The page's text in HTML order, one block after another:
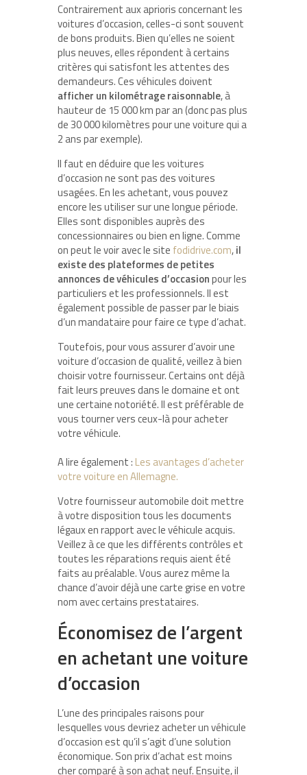
Contrairement aux aprioris concernant les
voitures d’occasion, celles-ci sont souvent
de bons produits. Bien qu’elles ne soient
plus neuves, elles répondent à certains
critères qui satisfont les attentes des
demandeurs. Ces véhicules doivent
afficher un kilométrage raisonnable, à
hauteur de 15 000 km par an (donc pas plus
de 30 000 kilomètres pour une voiture qui a
2 ans par exemple).
Il faut en déduire que les voitures
d’occasion ne sont pas des voitures
usagées. En les achetant, vous pouvez
encore les utiliser sur une longue période.
Elles sont disponibles auprès des
concessionnaires ou bien en ligne. Comme
on peut le voir avec le site fodidrive.com,il
existe des plateformes de petites
annonces de véhicules d’occasionpour les
particuliers et les professionnels. Il est
également possible de passer par le biais
d’un mandataire pour faire ce type d’achat.
Toutefois, pour vous assurer d’avoir une
voiture d’occasion de qualité, veillez à bien
choisir votre fournisseur. Certains ont déjà
fait leurs preuves dans le domaine et ont
une certaine notoriété. Il est préférable de
vous tourner vers ceux-là pour acheter
votre véhicule.
A lire également : Les avantages d’acheter
votre voiture en Allemagne.
Votre fournisseur automobile doit mettre
à votre disposition tous les documents
légaux en rapport avec le véhicule acquis.
Veillez à ce que les différents contrôles et
toutes les réparations requis aient été
faits au préalable. Vous aurez même la
chance d’avoir déjà une carte grise en votre
nom avec certains prestataires.
Économisez de l’argent
en achetant une voiture
d’occasion
L’une des principales raisons pour
lesquelles vous devriez acheter un véhicule
d’occasion est qu’il s’agit d’une solution
économique. Son prix d’achat est moins
cher comparé à son achat neuf. Ensuite, il